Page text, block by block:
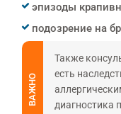
эпизоды
подозрение на
ВАЖНО
Также
есть
диагностика